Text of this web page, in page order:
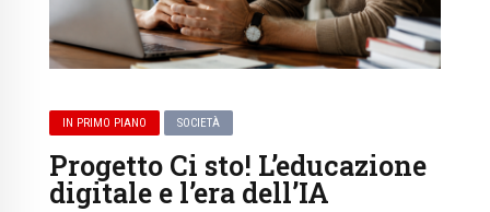
IN PRIMO PIANO SOCIETÀ
Progetto Ci sto! L’educazione
digitale e l’era dell’IA